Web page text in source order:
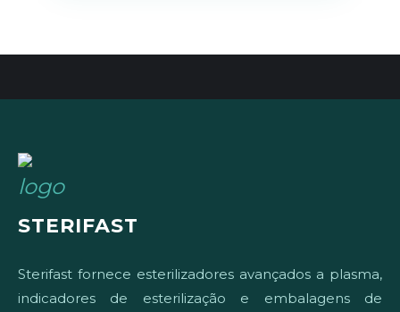
STERIFAST
Sterifast fornece esterilizadores avançados a plasma,
indicadores de esterilização e embalagens de